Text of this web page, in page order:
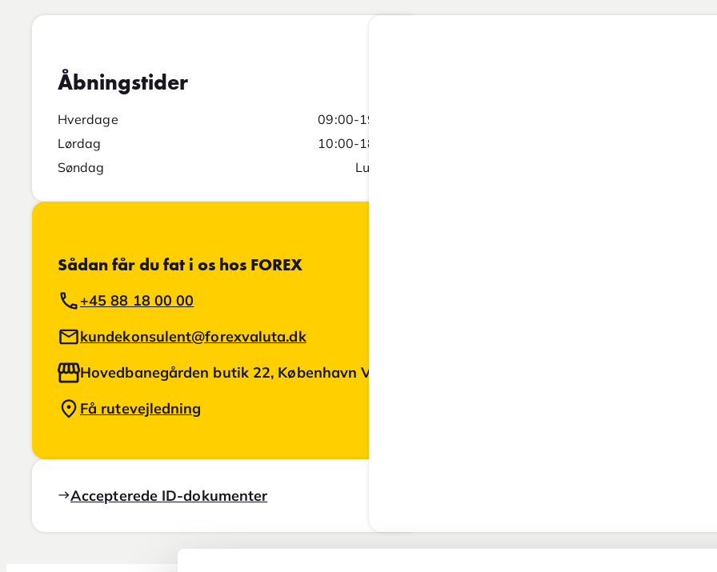
Åbningstider
Hverdage
09:00-19:00
Lørdag
10:00-18:00
Søndag
Lukket
Sådan får du fat i os hos FOREX
+45 88 18 00 00
kundekonsulent@forexvaluta.dk
Hovedbanegården butik 22, København V
Få rutevejledning
Accepterede ID-dokumenter